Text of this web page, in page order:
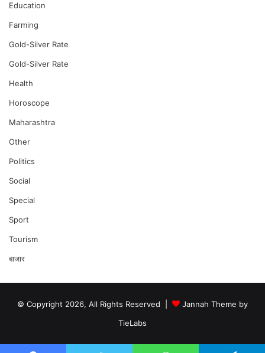
Education
Farming
Gold-Silver Rate
Gold-Silver Rate
Health
Horoscope
Maharashtra
Other
Politics
Social
Special
Sport
Tourism
बाजार
© Copyright 2026, All Rights Reserved |
Jannah Theme by
TieLabs